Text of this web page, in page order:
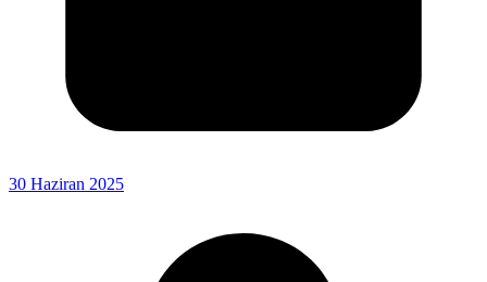
30 Haziran 2025